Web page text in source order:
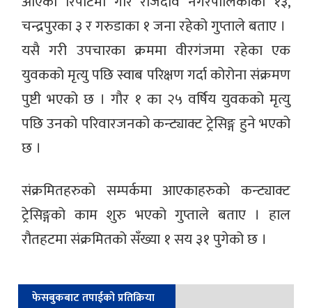
चन्द्रपुरका ३ र गरुडाका १ जना रहेको गुप्ताले बताए ।
यसै गरी उपचारका क्रममा वीरगंजमा रहेका एक
युवकको मृत्यु पछि स्वाब परिक्षण गर्दा कोरोना संक्रमण
पुष्टी भएको छ । गौर १ का २५ वर्षिय युवकको मृत्यु
पछि उनको परिवारजनको कन्ट्याक्ट ट्रेसिङ्ग हुने भएको
छ ।
संक्रमितहरुको सम्पर्कमा आएकाहरुको कन्ट्याक्ट
ट्रेसिङ्गको काम शुरु भएको गुप्ताले बताए । हाल
रौतहटमा संक्रमितको सँख्या १ सय ३१ पुगेको छ ।
फेसबुकबाट तपाईको प्रतिक्रिया